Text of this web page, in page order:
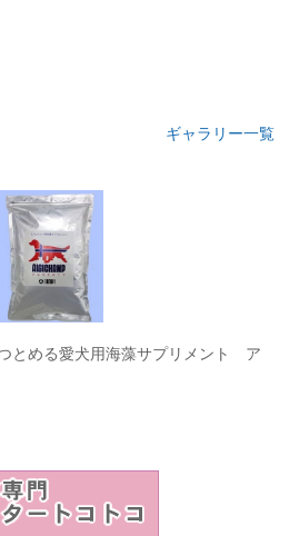
ギャラリー一覧
とめる愛犬用海藻サプリメント ア